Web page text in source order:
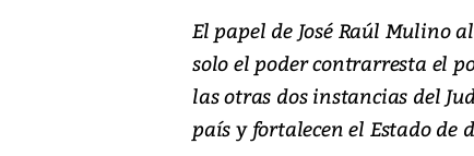
El papel de José Raúl Mulino
solo el poder contrarresta el
las otras dos instancias del
país y fortalecen el Estado de